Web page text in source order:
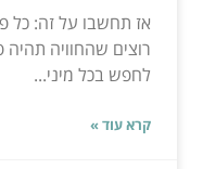
אז תחשבו על זה:
רוצים שהחוויה
לחפש בכל מיני...
קרא עוד »